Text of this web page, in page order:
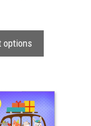
options